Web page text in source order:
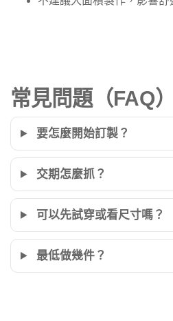
常見問題（FAQ）
要怎麼開始訂製？
交期怎麼抓？
可以先試穿或看尺寸嗎？
最低做幾件？